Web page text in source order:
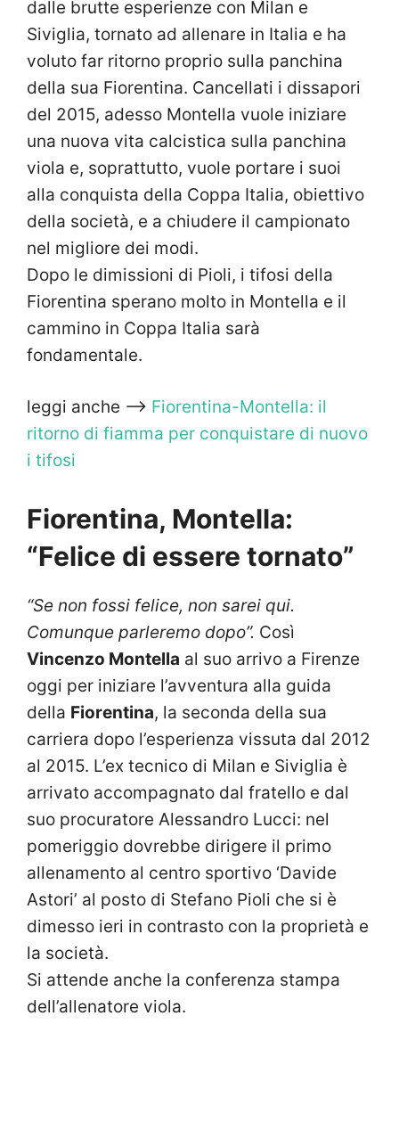
dalle brutte esperienze con Milan e
Siviglia, tornato ad allenare in Italia e ha
voluto far ritorno proprio sulla panchina
della sua Fiorentina. Cancellati i dissapori
del 2015, adesso Montella vuole iniziare
una nuova vita calcistica sulla panchina
viola e, soprattutto, vuole portare i suoi
alla conquista della Coppa Italia, obiettivo
della società, e a chiudere il campionato
nel migliore dei modi.
Dopo le dimissioni di Pioli, i tifosi della
Fiorentina sperano molto in Montella e il
cammino in Coppa Italia sarà
fondamentale.
leggi anche —> Fiorentina-Montella: il
ritorno di fiamma per conquistare di nuovo
i tifosi
Fiorentina, Montella:
“Felice di essere tornato”
“Se non fossi felice, non sarei qui.
Comunque parleremo dopo”. Così
Vincenzo Montella al suo arrivo a Firenze
oggi per iniziare l’avventura alla guida
della Fiorentina, la seconda della sua
carriera dopo l’esperienza vissuta dal 2012
al 2015. L’ex tecnico di Milan e Siviglia è
arrivato accompagnato dal fratello e dal
suo procuratore Alessandro Lucci: nel
pomeriggio dovrebbe dirigere il primo
allenamento al centro sportivo ‘Davide
Astori’ al posto di Stefano Pioli che si è
dimesso ieri in contrasto con la proprietà e
la società.
Si attende anche la conferenza stampa
dell’allenatore viola.